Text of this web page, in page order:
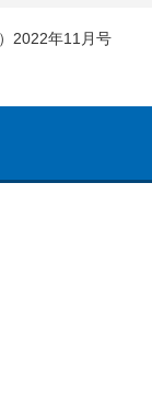
2022年11月号